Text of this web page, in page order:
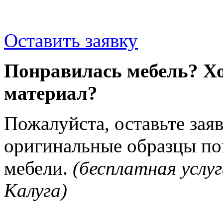
Оставить заявку
Понравилась мебель?
материал?
Пожалуйста, оставьте
оригинальные образцы
мебели. (бесплатная
Калуга)